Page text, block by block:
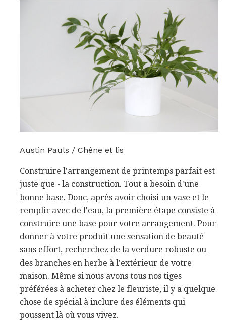
Austin Pauls / Chêne et lis
Construire l'arrangement de printemps parfait est
juste que - la construction. Tout a besoin d'une
bonne base. Donc, après avoir choisi un vase et le
remplir avec de l'eau, la première étape consiste à
construire une base pour votre arrangement. Pour
donner à votre produit une sensation de beauté
sans effort, recherchez de la verdure robuste ou
des branches en herbe à l'extérieur de votre
maison. Même si nous avons tous nos tiges
préférées à acheter chez le fleuriste, il y a quelque
chose de spécial à inclure des éléments qui
poussent là où vous vivez.